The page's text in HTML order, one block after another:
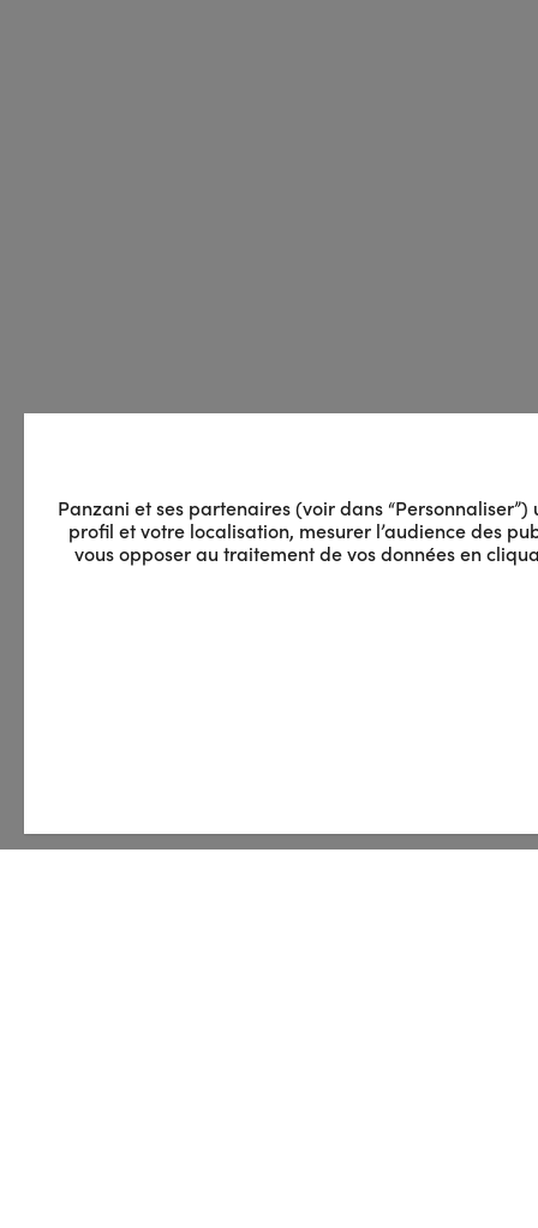
Panzani et ses partenaires (voir dans
profil et votre localisation, mesurer l’audience des
vous opposer au traitement de vos données en